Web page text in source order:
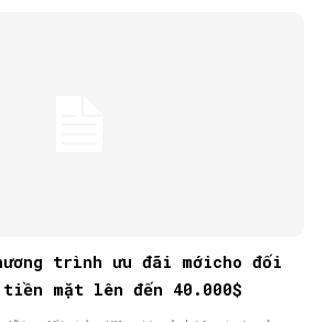
trình ưu đãi mớicho đối
mặt lên đến 40.000$